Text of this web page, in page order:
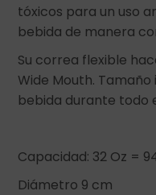
tóxicos para un uso
bebida de manera
Su correa flexible
Wide Mouth.
bebida durante todo
Capacidad: 32 Oz =
Diámetro 9 cm